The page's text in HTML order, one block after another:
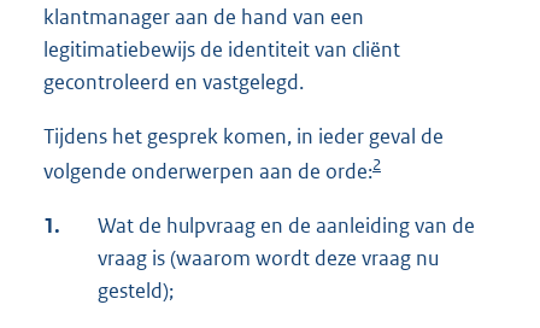
klantmanager aan de hand van een
legitimatiebewijs de identiteit van cliënt
gecontroleerd en vastgelegd.
Tijdens het gesprek komen, in ieder geval de
volgende onderwerpen aan de orde:2
1.
Wat de hulpvraag en de aanleiding van de
vraag is (waarom wordt deze vraag nu
gesteld);